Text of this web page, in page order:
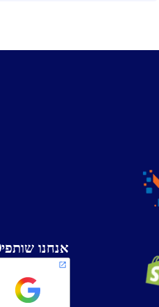
אנחנו שותפי